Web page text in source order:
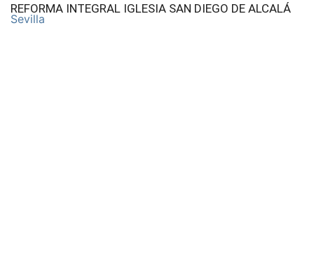
REFORMA INTEGRAL IGLESIA SAN DIEGO DE ALCALÁ
Sevilla